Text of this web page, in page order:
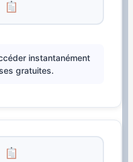
instantanément
gratuites.